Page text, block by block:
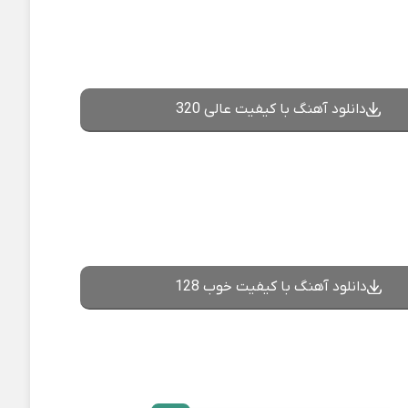
دانلود آهنگ با کیفیت عالی 320
دانلود آهنگ با کیفیت خوب 128